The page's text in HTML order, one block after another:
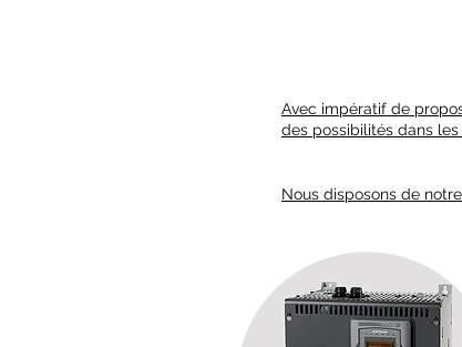
Avec impératif de
des possibilités dans
Nous disposons de